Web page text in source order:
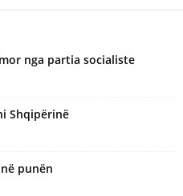
nga partia socialiste
Shqipërinë
punën